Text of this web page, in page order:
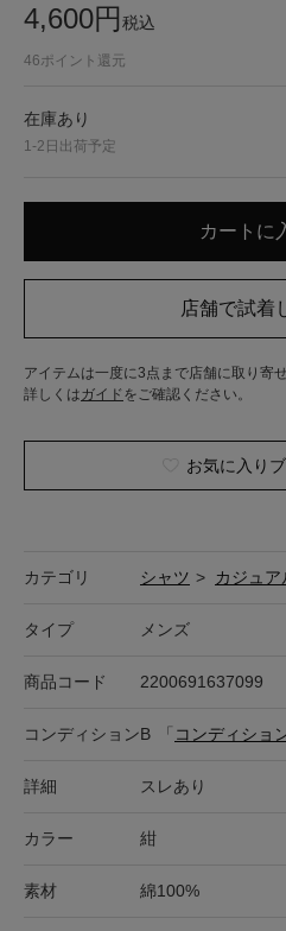
4,600円税込
46ポイント還元
在庫あり
1-2日出荷予定
アイテムは一度に3点まで店舗に取り寄
詳しくはガイド をご確認ください。
お気に入り
カテゴリ シャツ > カジュ
タイプ メンズ
商品コード 2200691637099
コンディションB 「 コンディショ
詳細 スレあり
カラー 紺
素材 綿100%